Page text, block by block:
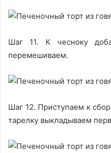
Шаг 11. К чесноку
перемешиваем.
Шаг 12. Приступаем к
тарелку выкладываем